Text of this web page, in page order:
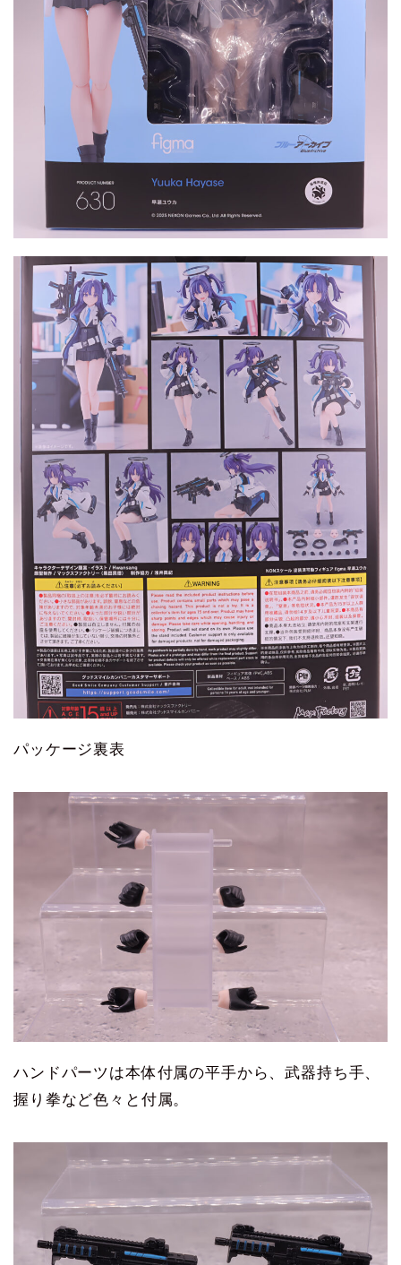
パッケージ裏表
ハンドパーツは本体付属の平手から、武器持ち手、
握り拳など色々と付属。